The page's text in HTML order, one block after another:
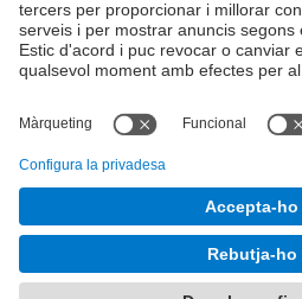
E-mail :junta.pasf@upc.edu
Formulari de contacte
Junta PAS Funcionari
Desenvolupat amb